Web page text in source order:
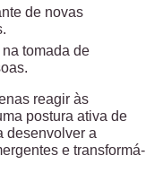
de novas
tomada de
reagir às
postura ativa de
desenvolver a
e transformá-